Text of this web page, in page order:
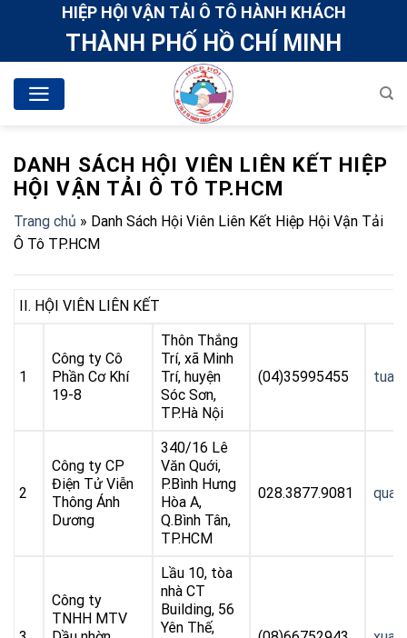
HIỆP HỘI VẬN TẢI Ô TÔ HÀNH KHÁCH
THÀNH PHỐ HỒ CHÍ MINH
DANH SÁCH HỘI VIÊN LIÊN KẾT HIỆP
HỘI VẬN TẢI Ô TÔ TP.HCM
Trang chủ » Danh Sách Hội Viên Liên Kết Hiệp Hội Vận Tải
Ô Tô TP.HCM
II. HỘI VIÊN LIÊN KẾT
1
Công ty Cô
Phần Cơ Khí
19-8
Thôn Thắng
Trí, xã Minh
Trí, huyện
Sóc Sơn,
TP.Hà Nội
(04)35995455
2
Công ty CP
Điện Tử Viễn
Thông Ánh
Dương
340/16 Lê
Văn Quới,
P.Bình Hưng
Hòa A,
Q.Bình Tân,
TP.HCM
028.3877.9081
Công ty
TNHH MTV
Lầu 10, tòa
nhà CT
Building, 56
Yên Thế,